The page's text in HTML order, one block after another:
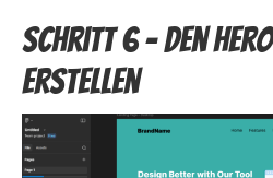
Schritt 6 – Den
erstellen